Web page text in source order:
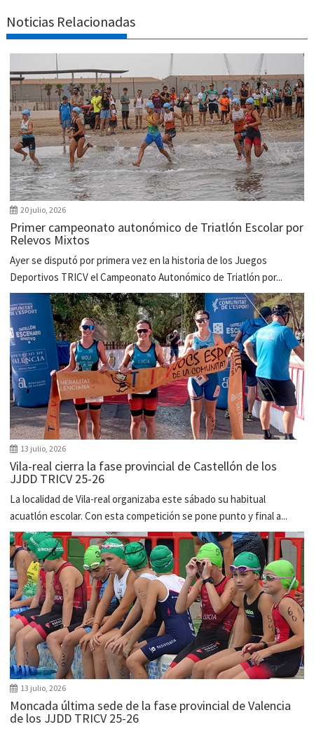
Noticias Relacionadas
20 julio, 2026
Primer campeonato autonómico de Triatlón Escolar por
Relevos Mixtos
Ayer se disputó por primera vez en la historia de los Juegos
Deportivos TRICV el Campeonato Autonómico de Triatlón por...
13 julio, 2026
Vila-real cierra la fase provincial de Castellón de los
JJDD TRICV 25-26
La localidad de Vila-real organizaba este sábado su habitual
acuatlón escolar. Con esta competición se pone punto y final a...
13 julio, 2026
Moncada última sede de la fase provincial de Valencia
de los JJDD TRICV 25-26